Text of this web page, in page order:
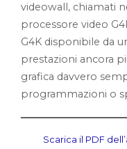
videowall, chiamati
processore video
G4K disponibile da
prestazioni ancora
grafica davvero
programmazioni o
Scarica il PDF